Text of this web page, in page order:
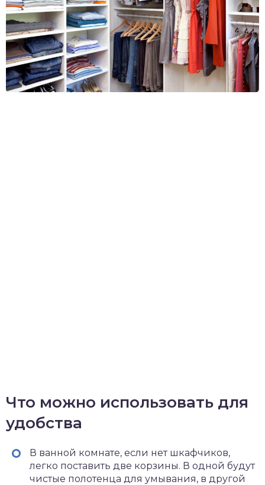
Что можно использовать для
удобства
В ванной комнате, если нет шкафчиков,
легко поставить две корзины. В одной будут
чистые полотенца для умывания, в другой